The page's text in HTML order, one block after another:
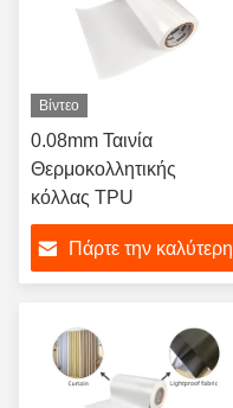
Βίντεο
0.08mm Ταινία
Θερμοκολλητικής
κόλλας TPU
Πάρτε την καλύτερη